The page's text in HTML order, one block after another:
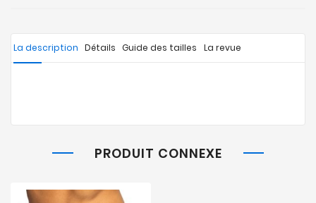
La description Détails Guide des tailles La revue
PRODUIT CONNEXE